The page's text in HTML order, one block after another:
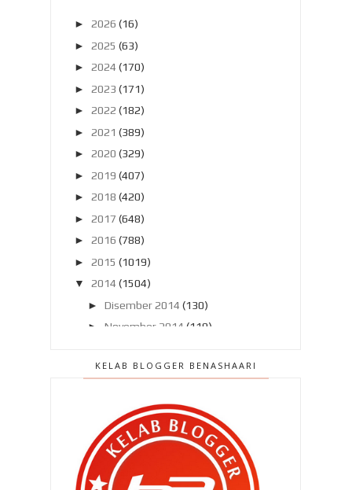
► 2026 (16)
► 2025 (63)
► 2024 (170)
► 2023 (171)
► 2022 (182)
► 2021 (389)
► 2020 (329)
► 2019 (407)
► 2018 (420)
► 2017 (648)
► 2016 (788)
► 2015 (1019)
▼
2014 (1504)
► Disember 2014 (130)
► November 2014 (119)
►September 2014 (121)
Julai 2014(103)
►Jun 2014 (104)
►
Mei 2014
►
April 2014 (121)
KELAB BLOGGER BENASHAARI